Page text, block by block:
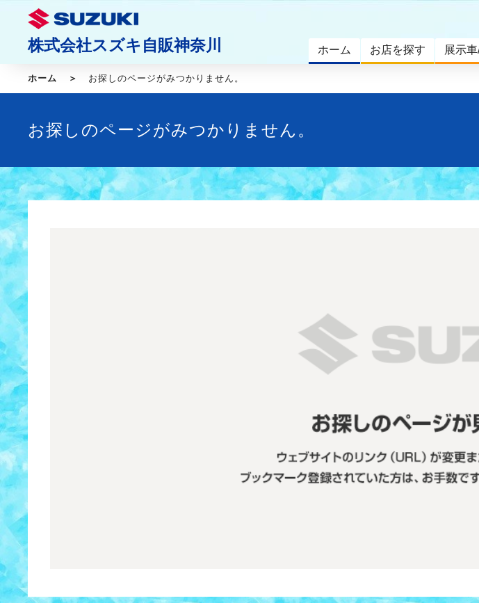
株式会社スズキ自販神奈川 ホーム お店を探す 展示
ホーム お探しのページがみつかりません。
お探しのページがみつかりません。